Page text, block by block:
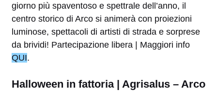
giorno più spaventoso e spettrale dell’anno, il
centro storico di Arco si animerà con proiezioni
luminose, spettacoli di artisti di strada e sorprese
da brividi! Partecipazione libera | Maggiori info
QUI.
Halloween in fattoria | Agrisalus – Arco